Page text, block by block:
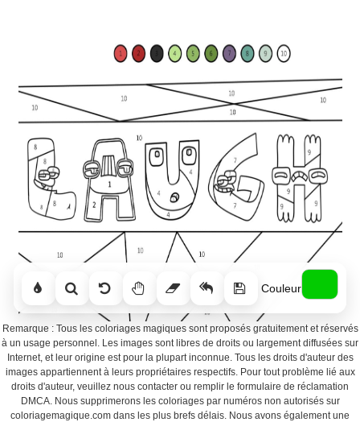
Couleur
Remarque : Tous les coloriages magiques sont proposés gratuitement et réservés
à un usage personnel. Les images sont libres de droits ou largement diffusées sur
Internet, et leur origine est pour la plupart inconnue. Tous les droits d'auteur des
images appartiennent à leurs propriétaires respectifs. Pour tout problème lié aux
droits d'auteur, veuillez nous contacter ou remplir le formulaire de réclamation
DMCA. Nous supprimerons les coloriages par numéros non autorisés sur
coloriagemagique.com dans les plus brefs délais. Nous avons également une